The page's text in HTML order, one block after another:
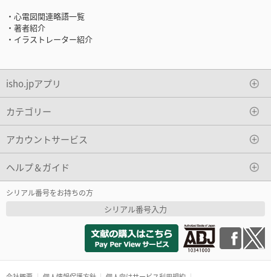
・心電図関連略語一覧
・著者紹介
・イラストレーター紹介
isho.jpアプリ
カテゴリー
アカウントサービス
ヘルプ＆ガイド
シリアル番号をお持ちの方
シリアル番号入力